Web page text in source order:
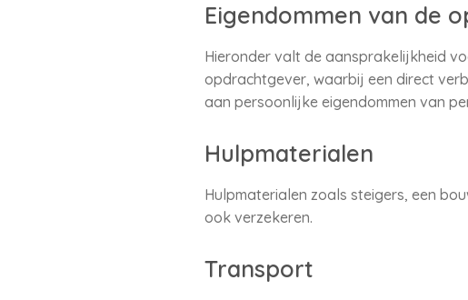
Eigendommen van de
Hieronder valt de aansprakelijkheid
opdrachtgever, waarbij een direct
aan persoonlijke eigendommen van
Hulpmaterialen
Hulpmaterialen zoals steigers, een
ook verzekeren.
Transport